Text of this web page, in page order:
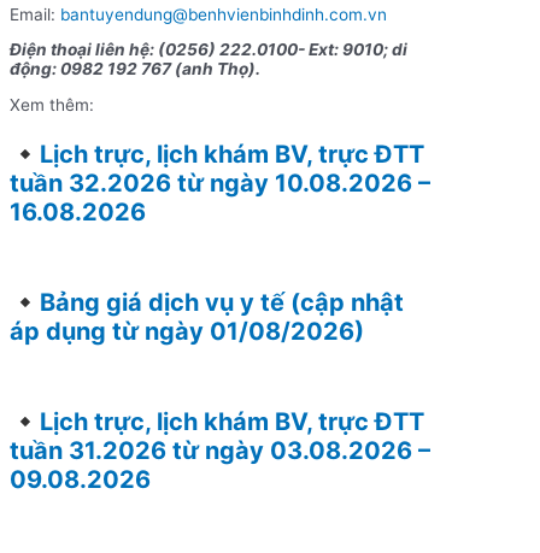
Email: bantuyendung@benhvienbinhdinh.com.vn
Điện thoại liên hệ: (0256) 222.0100- Ext: 9010; di
động: 0982 192 767 (anh Thọ).
Xem thêm:
Lịch trực, lịch khám BV, trực ĐTT
tuần 32.2026 từ ngày 10.08.2026 –
16.08.2026
Bảng giá dịch vụ y tế (cập nhật
áp dụng từ ngày 01/08/2026)
Lịch trực, lịch khám BV, trực ĐTT
tuần 31.2026 từ ngày 03.08.2026 –
09.08.2026